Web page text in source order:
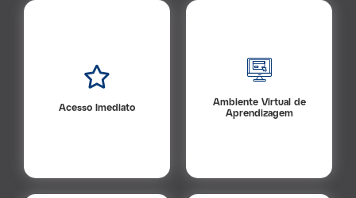
Acesso Imediato
Acesso Imediato
Comece a estudar a partir do
momento da sua matrícula.
Ambiente Virtual de
Aprendizagem
Aprendizagem
Ambiente fácil e interativo
educacionais.